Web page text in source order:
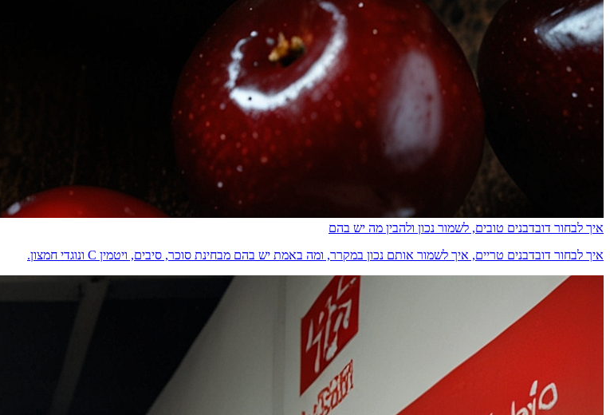
איך לבחור דובדבנים טובים, לשמור נכון ולהבין מה יש בהם
איך לבחור דובדבנים טריים, איך לשמור אותם נכון במקרר, ומה באמת יש בהם מבחינת סוכר, סיבים, ויטמין C ונוגדי חמצון.